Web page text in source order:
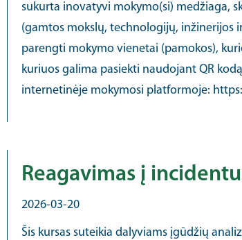
sukurta inovatyvi mokymo(si) medžiaga,
(gamtos mokslų, technologijų, inžinerijos
parengti mokymo vienetai (pamokos),
kuriuos galima pasiekti naudojant QR
internetinėje mokymosi platformoje:
Reagavimas į
2026-03-20
Šis kursas suteikia dalyviams įgūdžių